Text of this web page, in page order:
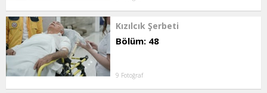
Kızılcık Şerbeti
Bölüm: 48
9 Fotoğraf